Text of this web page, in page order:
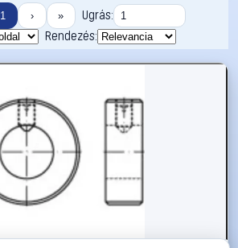
1 › »
Ugrás:
Rendezés: